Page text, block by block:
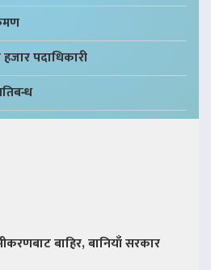
पदाधिकारी
बाहिर, बानियाँ सरकार